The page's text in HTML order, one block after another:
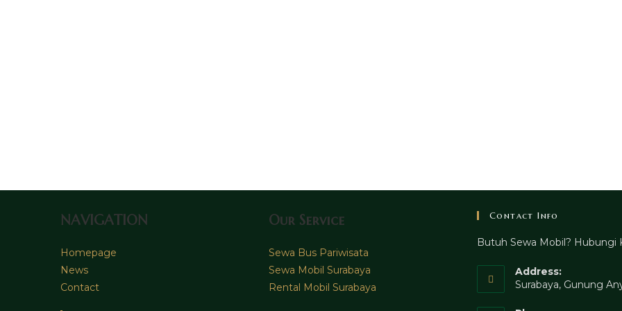
NAVIGATION
Homepage
News
Contact
Our Service
Sewa Bus Pariwisata
Sewa Mobil Surabaya
Rental Mobil Surabaya
Contact Info
Butuh Sewa Mobil? Hubungi
Address:
Surabaya, Gunung